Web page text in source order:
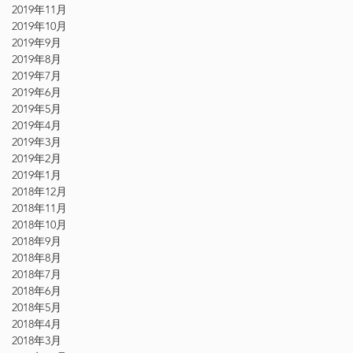
2019年11月
2019年10月
2019年9月
2019年8月
2019年7月
2019年6月
2019年5月
2019年4月
2019年3月
2019年2月
2019年1月
2018年12月
2018年11月
2018年10月
2018年9月
2018年8月
2018年7月
2018年6月
2018年5月
2018年4月
2018年3月